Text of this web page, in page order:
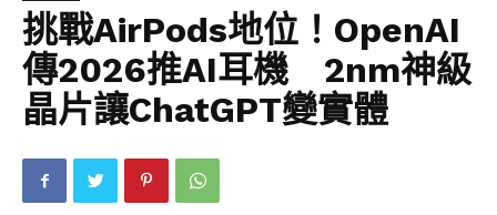
挑戰AirPods地位！OpenAI
傳2026推AI耳機 2nm神級
晶片讓ChatGPT變實體